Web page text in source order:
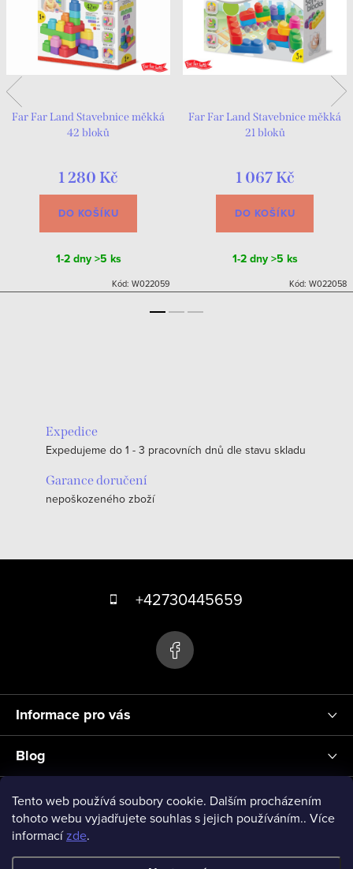
Tento web používá soubory cookie. Dalším procházením
tohoto webu vyjadřujete souhlas s jejich používáním.. Více
informacízde.
Far Far Land Stavebnice měkká
42 bloků
1 280 Kč
DO KOŠÍKU
1-2 dny>5 ks
Kód: W022059
Far Far Land Stavebnice měkká
21 bloků
1 067 Kč
DO KOŠÍKU
1-2 dny>5 ks
Kód: W022058
Expedice
Expedujeme do 1 - 3 pracovních dnů dle stavu skladu
Garance doručení
nepoškozeného zboží
í
+42730445659
Informace pro vás
Blog
Přihlášení